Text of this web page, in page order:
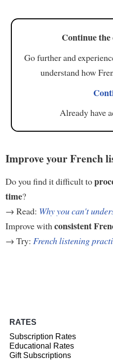
Continue
Go further and
understand how
Already have
Improve your French
Do you find it difficult to
time?
→ Read: Why you can't
Improve with consistent
→ Try: French listening
RATES
Subscription Rates
Educational Rates
Gift Subscriptions